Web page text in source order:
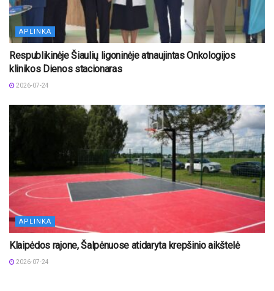
APLINKA
Respublikinėje Šiaulių ligoninėje atnaujintas Onkologijos
klinikos Dienos stacionaras
2026-07-24
APLINKA
Klaipėdos rajone, Šalpėnuose atidaryta krepšinio aikštelė
2026-07-24